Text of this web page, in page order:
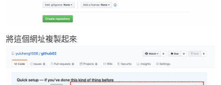
將這個網址複製起來